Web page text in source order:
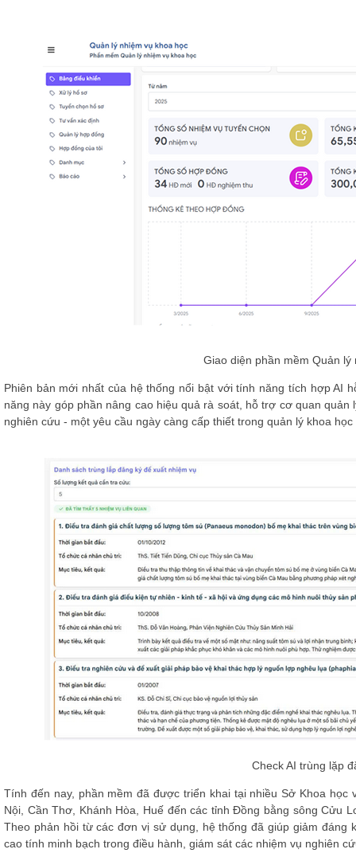
Giao diện phần mềm Quản
Phiên bản mới nhất của hệ thống nổi bật với tính năng tích hợp AI
năng này góp phần nâng cao hiệu quả rà soát, hỗ trợ cơ quan
nghiên cứu - một yêu cầu ngày càng cấp thiết trong quản lý khoa
Check AI trùng lặp
Tính đến nay, phần mềm đã được triển khai tại nhiều Sở Khoa
Nội, Cần Thơ, Khánh Hòa, Huế đến các tỉnh Đồng bằng sông Cửu
Theo phản hồi từ các đơn vị sử dụng, hệ thống đã giúp giảm
cao tính minh bạch trong điều hành, giám sát các nhiệm vụ nghiên